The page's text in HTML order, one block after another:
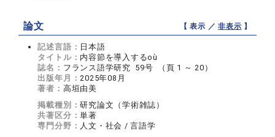
論文 【 表示 ／非表示 】
記述言語： 日本語
タイトル： 内容節を導入するoù
誌名： フランス語学研究 59号 （頁 1 ～ 20）
出版年月：2025年08月
著者： 高垣由美
掲載種別：研究論文（学術雑誌）
共著区分：単著
専門分野： 人文・社会 / 言語学